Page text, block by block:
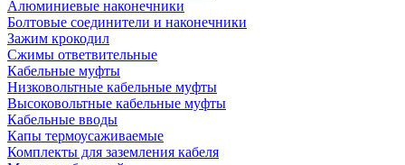
Алюминиевые наконечники
Болтовые соединители и наконечники
Зажим крокодил
Сжимы ответвительные
Кабельные муфты
Низковольтные кабельные муфты
Высоковольтные кабельные муфты
Кабельные вводы
Капы термоусаживаемые
Комплекты для заземления кабеля